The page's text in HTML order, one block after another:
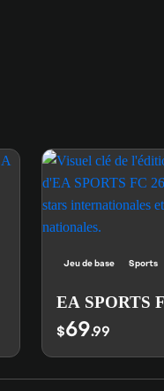
Jeu de base Sports
EA SPORTS
$69.99